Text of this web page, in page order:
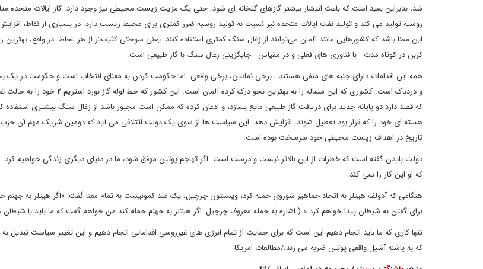
شد، بنابراین بعید است که باعث انتشار بیشتر گازهای گلخانه ای شود. حتی یک مزیت زیست محیطی نیز وجود دارد. گاز ایالات متحده
روسیه تولید می کند و تولید نفت ایالات متحده نیز نسبت به تولید روسیه ضرر کمتری برای محیط زیست دارد. در بسیاری از نقاط،
این معنا باشد که کشورهایی مانند آلمان می‌توانند از زغال سنگ کمتری استفاده کنند، یعنی سوختی کثیف‌تر از هر لحاظ. در واقع، بهترین
کربن در کوتاه مدت - با فناوری های فعلی و در مقیاس - جایگزینی زغال سنگ با گاز طبیعی است.
همه این اقدامات دارای جنبه های منفی هستند - برخی نمادین، برخی واقعی. اما حکومت کردن به معنای انتخاب است و حکومت در
و دردناک است. کشوری که این مساله را به بهترین نحو درک کرده
که قصد دارد دو پایانه جدید برای دریافت گاز طبیعی مایع بسازد، و اذعان کرده که ممکن است مجبور باشد از زغال سنگ بیشتری استفاده
هسته ای خود را که قرار بود تعطیل شوند، افزایش دهد. این سیاست ها از سوی یک دولت ائتلافی می آید که دومین شریک مهم آن
تاریخ در اهداف زیست محیطی خود سرسخت بوده است.
دولت بایدن گفته است که خطرات از این بالاتر نیست و درست است. اگر تهاجم پوتین موفق شود، ما در دنیای دیگری زندگی خواهیم
که او این کار را نمی کند.
هنگامی که آدولف هیتلر به اتحاد جماهیر شوروی حمله کرد، وینستون چرچیل، یک ضد کمونیست به تمام معنا گفت: «اگر هیتلر به جهنم
برای گفتن به شیطان پیدا خواهم کرد.» ( اشاره به جمله معروف چرچیل: اگر هیتلر به جهنم حمله کند من خواهم گفت که ما باید با
تنها کاری که ما باید انجام دهیم این است که برای حمایت از تمام انرژی های غیرروسی اقداماتی انجام دهیم و این تغییر سیاست تبدیل
که به پاشنه آشیل واقعی پوتین ضربه می زند./مطالعات امریکا